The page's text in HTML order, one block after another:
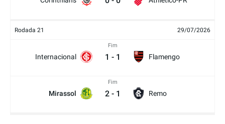
Rodada 21 29/07/2026
Internacional
Fim
1 - 1 Flamengo
Mirassol
Fim
2 - 1 Remo